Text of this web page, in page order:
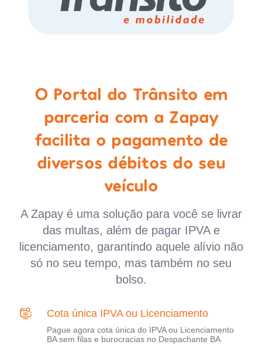
O Portal do Trânsito em
parceria com a Zapay
facilita o pagamento de
diversos débitos do seu
veículo
A Zapay é uma solução para você se livrar
das multas, além de pagar IPVA e
licenciamento, garantindo aquele alívio não
só no seu tempo, mas também no seu
bolso.
Cota única IPVA ou Licenciamento
Pague agora cota única do IPVA ou Licenciamento
BA sem filas e burocracias no Despachante BA.